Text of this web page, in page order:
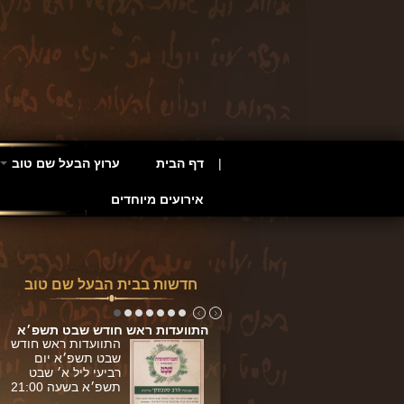
דף הבית ערוץ הבעל שם טוב
אירועים מיוחדים
פרשת תצווההתוועדות ראש חודש …
חדשות בבית הבעל שם טוב
התוועדות ראש חודש שבט תשפ׳א
התוועדות ראש חודש
שבט תשפ׳א יום
רביעי ליל א׳ שבט
תשפ׳א בשעה 21:00
ליל א' בטבת בשעה